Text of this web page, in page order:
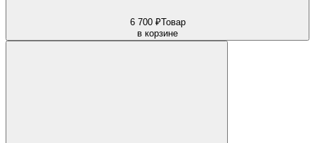
6 700 ₽Товар
в корзине